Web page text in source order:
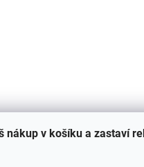
nákup v košíku a zastaví
pití MINECRAFT